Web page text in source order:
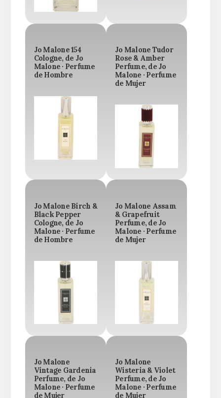
Jo Malone 154
Cologne, de Jo
Malone · Perfume
de Hombre
Jo Malone Tudor
Rose & Amber
Perfume, de Jo
Malone · Perfume
de Mujer
Jo Malone Birch &
Black Pepper
Cologne, de Jo
Malone · Perfume
de Hombre
Jo Malone Assam
& Grapefruit
Perfume, de Jo
Malone · Perfume
de Mujer
Jo Malone
Vintage Gardenia
Perfume, de Jo
Malone · Perfume
de Mujer
Jo Malone
Wisteria & Violet
Perfume, de Jo
Malone · Perfume
de Mujer